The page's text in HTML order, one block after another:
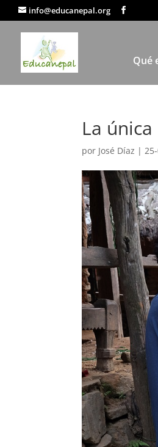
info@educanepal.org
Qué
La
por José Díaz |